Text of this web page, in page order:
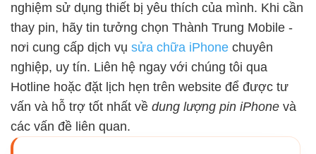
nghiệm sử dụng thiết bị yêu thích của mình. Khi cần
thay pin, hãy tin tưởng chọn Thành Trung Mobile -
nơi cung cấp dịch vụ sửa chữa iPhone chuyên
nghiệp, uy tín. Liên hệ ngay với chúng tôi qua
Hotline hoặc đặt lịch hẹn trên website để được tư
vấn và hỗ trợ tốt nhất về dung lượng pin iPhone và
các vấn đề liên quan.